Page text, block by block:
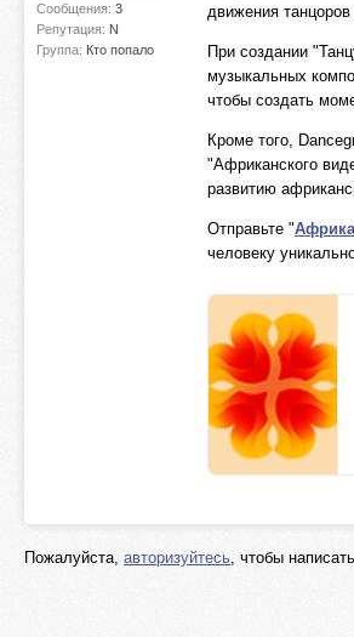
Сообщения: 3
Репутация: N
Группа: Кто попало
движения
При создании
музыкальных
чтобы создать
Кроме того,
"Африканского
развитию
Отправьте "
человеку
Пожалуйста, авторизуйтесь, чтобы